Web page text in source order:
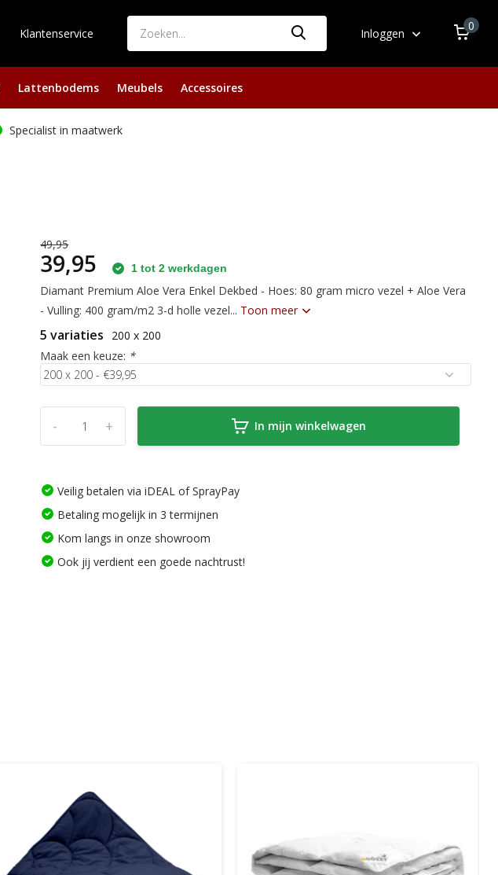
Klantenservice Inloggen
0
Lattenbodems Meubels Accessoires
Specialist in maatwerk
49,95
39,95 1 tot 2 werkdagen
Diamant Premium Aloe Vera Enkel Dekbed - Hoes: 80 gram micro vezel + Aloe Vera
- Vulling: 400 gram/m2 3-d holle vezel... Toon meer
5 variaties
200 x 200
Maak een keuze: *
+
- In mijn winkelwagen
Veilig betalen via iDEAL of SprayPay
Betaling mogelijk in 3 termijnen
Kom langs in onze showroom
Ook jij verdient een goede nachtrust!